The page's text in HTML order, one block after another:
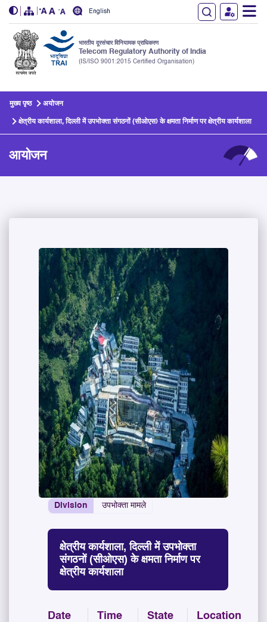
English
भारतीय दूरसंचार विनियामक प्राधिकरण
Telecom Regulatory Authority of India
(IS/ISO 9001:2015 Certified Organisation)
मुख्य पृष्ठ अयोजन
क्षेत्रीय कार्यशाला, दिल्ली में उपभोक्ता संगठनों (सीओएस) के क्षमता निर्माण पर क्षेत्रीय कार्यशाला
आयोजन
Division उपभोक्ता मामले
क्षेत्रीय कार्यशाला, दिल्ली में उपभोक्ता
संगठनों (सीओएस) के क्षमता निर्माण पर
क्षेत्रीय कार्यशाला
Date Time State Location